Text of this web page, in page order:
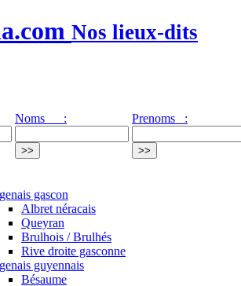
Nos lieux-dits
Noms : Prenoms :
gascon
Albret néracais
Queyran
Brulhois / Brulhés
Rive droite gasconne
guyennais
Bésaume